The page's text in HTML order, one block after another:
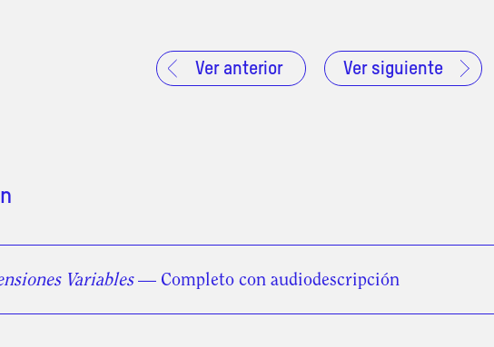
Ver anterior Ver siguiente
Variables— Completo con audiodescripción